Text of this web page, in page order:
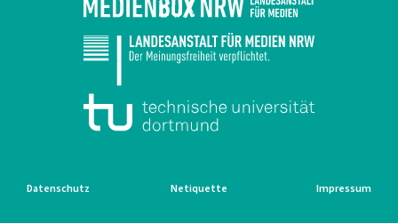
Datenschutz Netiquette Impressum